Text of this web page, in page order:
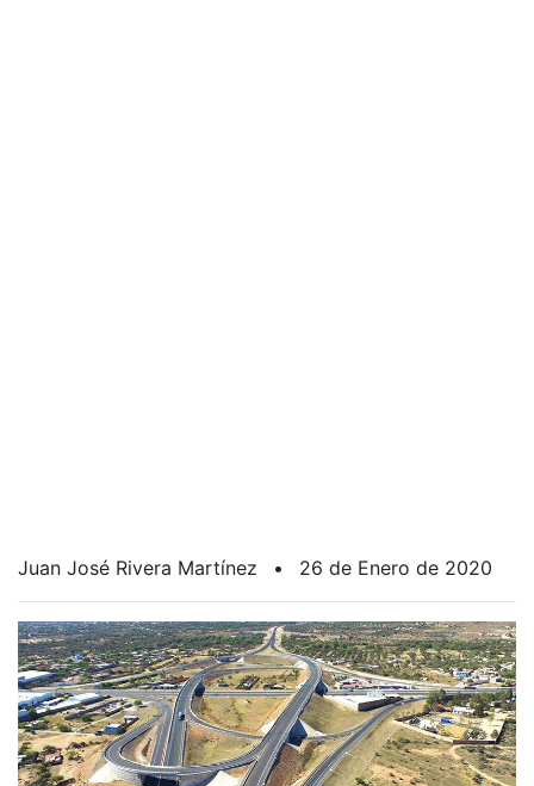
Juan José Rivera Martínez • 26 de Enero de 2020